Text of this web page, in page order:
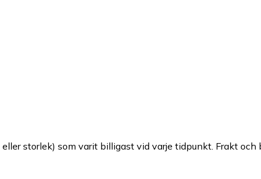
storlek) som varit billigast vid varje tidpunkt. Frakt och